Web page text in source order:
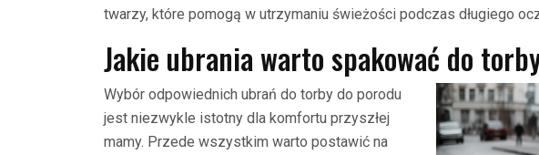
twarzy, które pomogą w utrzymaniu świeżości podczas długiego
Jakie ubrania warto spakować do
Wybór odpowiednich ubrań do torby do porodu
jest niezwykle istotny dla komfortu przyszłej
mamy. Przede wszystkim warto postawić na